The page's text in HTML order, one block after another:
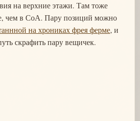
на верхние этажи. Там тоже
чем в СоА. Пару позиций можно
на хрониках фрея ферме, и
скрафить пару вещичек.